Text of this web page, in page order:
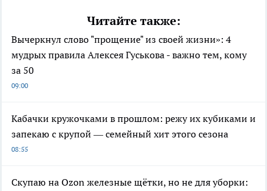
Читайте также:
Вычеркнул слово "прощение" из своей жизни»: 4
мудрых правила Алексея Гуськова - важно тем, кому
за 50
09:00
Кабачки кружочками в прошлом: режу их кубиками и
запекаю с крупой — семейный хит этого сезона
08:55
Скупаю на Ozon железные щётки, но не для уборки: